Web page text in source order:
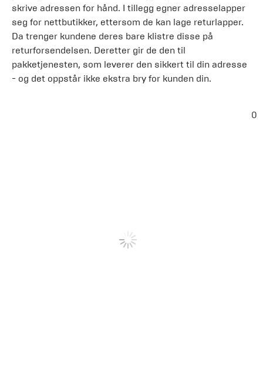
skrive adressen for hånd. I tillegg egner adresselapper
seg for nettbutikker, ettersom de kan lage returlapper.
Da trenger kundene deres bare klistre disse på
returforsendelsen. Deretter gir de den til
pakketjenesten, som leverer den sikkert til din adresse
- og det oppstår ikke ekstra bry for kunden din.
0